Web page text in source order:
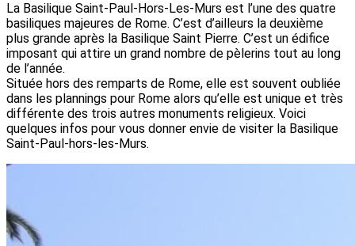
La Basilique Saint-Paul-Hors-Les-Murs est l’une des quatre
basiliques majeures de Rome. C’est d’ailleurs la deuxième
plus grande après la Basilique Saint Pierre. C’est un édifice
imposant qui attire un grand nombre de pèlerins tout au long
de l’année.
Située hors des remparts de Rome, elle est souvent oubliée
dans les plannings pour Rome alors qu’elle est unique et très
différente des trois autres monuments religieux. Voici
quelques infos pour vous donner envie de visiter la Basilique
Saint-Paul-hors-les-Murs.